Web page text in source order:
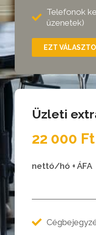
Telefonok
üzenetek)
EZT
Üzleti
22 000 Ft
nettó/hó + ÁFA